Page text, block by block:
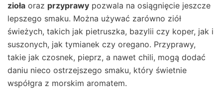
zioła oraz przyprawy pozwala na osiągnięcie jeszcze
lepszego smaku. Można używać zarówno ziół
świeżych, takich jak pietruszka, bazylii czy koper, jak i
suszonych, jak tymianek czy oregano. Przyprawy,
takie jak czosnek, pieprz, a nawet chili, mogą dodać
daniu nieco ostrzejszego smaku, który świetnie
współgra z morskim aromatem.